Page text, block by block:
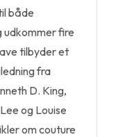
både
udkommer fire
tilbyder et
fra
D. King,
og Louise
om couture